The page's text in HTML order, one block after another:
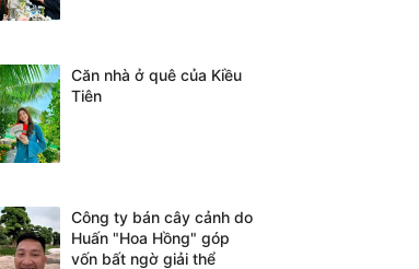
Căn nhà ở quê của Kiều
Tiên
Công ty bán cây cảnh do
Huấn "Hoa Hồng" góp
vốn bất ngờ giải thể